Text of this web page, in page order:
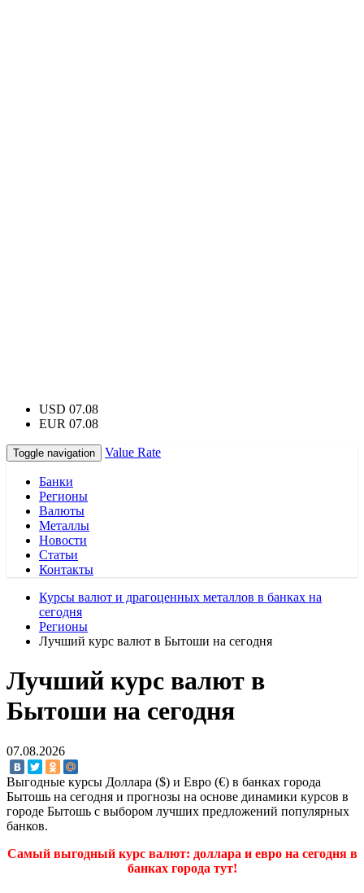
USD 07.08
EUR 07.08
Toggle navigation Value Rate
Банки
Регионы
Валюты
Металлы
Новости
Статьи
Контакты
Курсы валют и драгоценных металлов в банках на
сегодня
Регионы
Лучший курс валют в Бытоши на сегодня
Лучший курс валют в
Бытоши на сегодня
07.08.2026
Выгодные курсы Доллара ($) и Евро (€) в банках города
Бытошь на сегодня и прогнозы на основе динамики курсов в
городе Бытошь с выбором лучших предложений популярных
банков.
Самый выгодный курс валют: доллара и евро на сегодня в
банках города тут!